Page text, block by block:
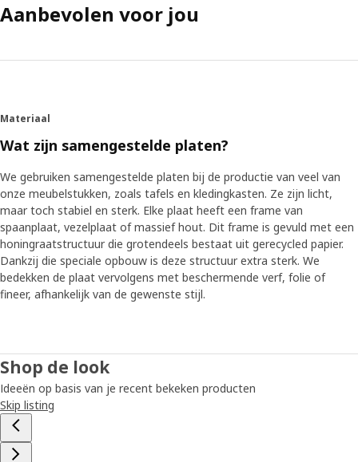
Aanbevolen voor jou
Materiaal
Wat zijn samengestelde platen?
We gebruiken samengestelde platen bij de productie van veel van
onze meubelstukken, zoals tafels en kledingkasten. Ze zijn licht,
maar toch stabiel en sterk. Elke plaat heeft een frame van
spaanplaat, vezelplaat of massief hout. Dit frame is gevuld met een
honingraatstructuur die grotendeels bestaat uit gerecycled papier.
Dankzij die speciale opbouw is deze structuur extra sterk. We
bedekken de plaat vervolgens met beschermende verf, folie of
fineer, afhankelijk van de gewenste stijl.
Shop de look
Ideeën op basis van je recent bekeken producten
Skip listing